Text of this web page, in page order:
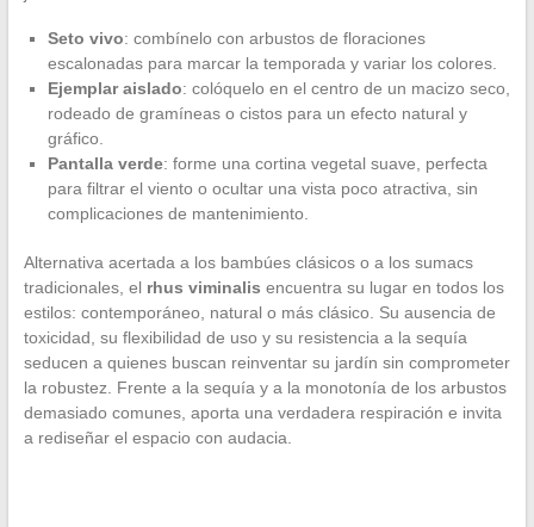
Seto vivo: combínelo con arbustos de floraciones
escalonadas para marcar la temporada y variar los colores.
Ejemplar aislado: colóquelo en el centro de un macizo seco,
rodeado de gramíneas o cistos para un efecto natural y
gráfico.
Pantalla verde: forme una cortina vegetal suave, perfecta
para filtrar el viento o ocultar una vista poco atractiva, sin
complicaciones de mantenimiento.
Alternativa acertada a los bambúes clásicos o a los sumacs
tradicionales, el rhus viminalis encuentra su lugar en todos los
estilos: contemporáneo, natural o más clásico. Su ausencia de
toxicidad, su flexibilidad de uso y su resistencia a la sequía
seducen a quienes buscan reinventar su jardín sin comprometer
la robustez. Frente a la sequía y a la monotonía de los arbustos
demasiado comunes, aporta una verdadera respiración e invita
a rediseñar el espacio con audacia.